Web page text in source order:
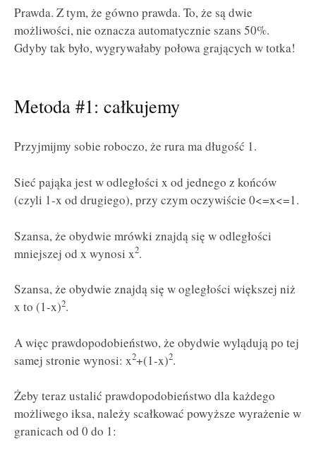
Prawda. Z tym, że gówno prawda. To, że są dwie
możliwości, nie oznacza automatycznie szans 50%.
Gdyby tak było, wygrywałaby połowa grających w totka!
Metoda #1: całkujemy
Przyjmijmy sobie roboczo, że rura ma długość 1.
Sieć pająka jest w odległości x od jednego z końców
(czyli 1-x od drugiego), przy czym oczywiście 0<=x<=1.
Szansa, że obydwie mrówki znajdą się w odległości
mniejszej od x wynosi x2.
Szansa, że obydwie znajdą się w ogległości większej niż
x to (1-x)2.
A więc prawdopodobieństwo, że obydwie wylądują po tej
samej stronie wynosi: x2+(1-x)2.
Żeby teraz ustalić prawdopodobieństwo dla każdego
możliwego iksa, należy scałkować powyższe wyrażenie w
granicach od 0 do 1: